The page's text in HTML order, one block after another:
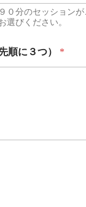
０分のセッションが
選びください。
順に３つ） *